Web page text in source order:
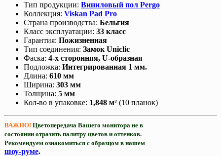
Тип продукции: Виниловый пол Pergo
Коллекция: Viskan Pad Pro
Страна производства: Бельгия
Класс эксплуатации: 33 класс
Гарантия: Пожизненная
Тип соединения: Замок Uniclic
Фаска: 4-х сторонняя, U-образная
Подложка: Интегрированная 1 мм.
Длина: 610 мм
Ширина: 303 мм
Толщина: 5 мм
Кол-во в упаковке: 1,848 м² (10 планок)
ВАЖНО! Цветопередача Вашего монитора не в
состоянии отразить палитру цветов и оттенков.
Рекомендуем ознакомиться с образцом в нашем
шоу-руме.